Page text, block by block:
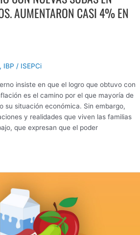
AUMENTARON CASI 4% EN
, IBP / ISEPCi
insiste en que el logro que obtuvo con
es el camino por el que mayoría de
su situación económica. Sin embargo,
y realidades que viven las familias
que expresan que el poder